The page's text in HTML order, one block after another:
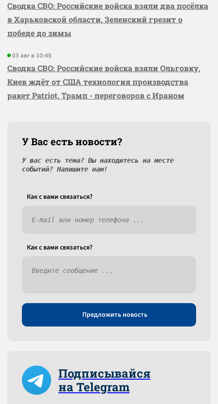
Сводка СВО: Российские войска взяли два посёлка
в Харьковской области, Зеленский грезит о
победе до зимы
03 авг в 10:48
Сводка СВО: Российские войска взяли Ольговку,
Киев ждёт от США технология производства
ракет Patriot, Трамп - переговоров с Ираном
У Вас есть новости?
У вас есть тема? Вы находитесь на месте
событий? Напишите нам!
Как c вами связаться?
Как c вами связаться?
Предложить новость
Подписывайся
на Telegram